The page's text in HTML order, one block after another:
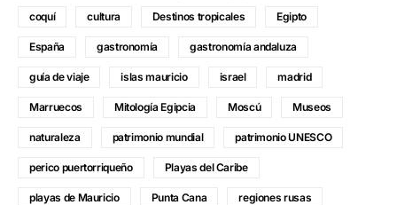
coquí cultura Destinos tropicales Egipto
España gastronomía gastronomía andaluza
guía de viaje islas mauricio israel madrid
Marruecos Mitología Egipcia Moscú Museos
naturaleza patrimonio mundial patrimonio UNESCO
perico puertorriqueño Playas del Caribe
playas de Mauricio Punta Cana regiones rusas